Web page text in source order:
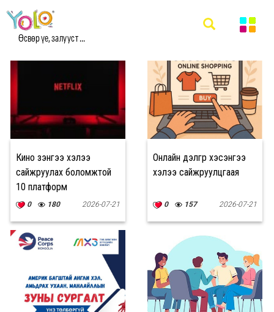
Өсвөр үе, залууст ...
#АНГЛИ ХЭЛ МЭДЭЭ
Кино үзэнгээ хэлээ
сайжруулах боломжтой
10 платформ
0 180 2026-07-21
Онлайн дэлгүүр хэсэнгээ
хэлээ сайжруулцгаая
0 157 2026-07-21